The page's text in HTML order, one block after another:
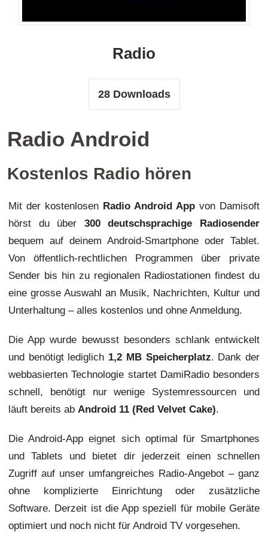
Radio
28Downloads
Radio Android
Kostenlos Radio hören
Mit der kostenlosen Radio Android App von Damisoft
hörst du über 300 deutschsprachige Radiosender
bequem auf deinem Android-Smartphone oder Tablet.
Von öffentlich-rechtlichen Programmen über private
Sender bis hin zu regionalen Radiostationen findest du
eine grosse Auswahl an Musik, Nachrichten, Kultur und
Unterhaltung – alles kostenlos und ohne Anmeldung.
Die App wurde bewusst besonders schlank entwickelt
und benötigt lediglich 1,2 MB Speicherplatz. Dank der
webbasierten Technologie startet DamiRadio besonders
schnell, benötigt nur wenige Systemressourcen und
läuft bereits ab Android 11 (Red Velvet Cake).
Die Android-App eignet sich optimal für Smartphones
und Tablets und bietet dir jederzeit einen schnellen
Zugriff auf unser umfangreiches Radio-Angebot – ganz
ohne komplizierte Einrichtung oder zusätzliche
Software. Derzeit ist die App speziell für mobile Geräte
optimiert und noch nicht für Android TV vorgesehen.